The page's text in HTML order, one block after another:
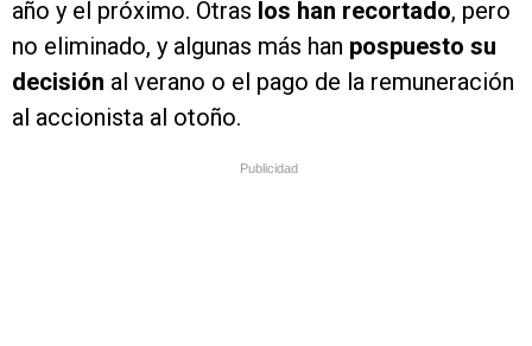
año y el próximo. Otras los han recortado, pero
no eliminado, y algunas más han pospuesto su
decisión al verano o el pago de la remuneración
al accionista al otoño.
Publicidad